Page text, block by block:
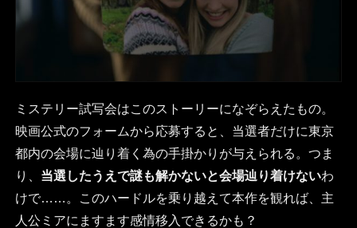
ミステリー試写会はこのストーリーになぞらえたもの。
映画公式のフォームから応募すると、当選者だけに東京
都内の会場に辿り着く為の手掛かりが与えられる。つま
り、 当選したうえで謎も解かないと会場辿り着けないわ
けで……。このハードルを乗り越えて本作を観れば、主
人公ミアにますます感情移入できるかも？